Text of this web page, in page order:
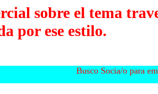
sobre el tema
por ese estilo.
Busco Socia/o para